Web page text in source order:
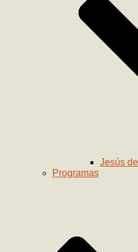
Jesús
Programas